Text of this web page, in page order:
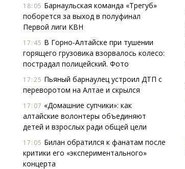
18:05 Барнаульская команда «Трегуб»
поборется за выход в полуфинал
Первой лиги КВН
17:45 В Горно-Алтайске при тушении
горящего грузовика взорвалось колесо:
пострадал полицейский. Фото
17:25 Пьяный барнаулец устроил ДТП с
переворотом на Алтае и скрылся
17:07 «Домашние супчики»: как
алтайские волонтеры объединяют
детей и взрослых ради общей цели
17:05 Билан обратился к фанатам после
критики его «экспериментального»
концерта